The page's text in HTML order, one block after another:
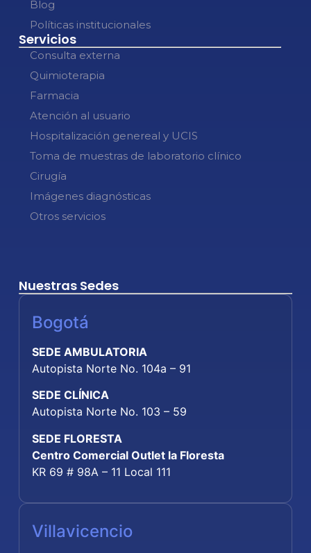
Blog
Políticas institucionales
Servicios
Consulta externa
Quimioterapia
Farmacia
Atención al usuario
Hospitalización genereal y UCIS
Toma de muestras de laboratorio clínico
Cirugía
Imágenes diagnósticas
Otros servicios
Nuestras Sedes
Bogotá
SEDE AMBULATORIA
Autopista Norte No. 104a – 91
SEDE CLÍNICA
Autopista Norte No. 103 – 59
SEDE FLORESTA
Centro Comercial Outlet la Floresta
KR 69 # 98A – 11 Local 111
Villavicencio